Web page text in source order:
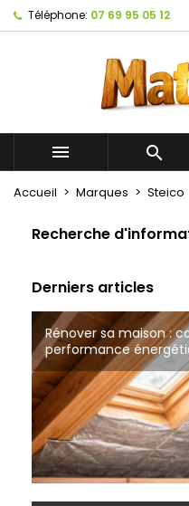
Téléphone: 07 69 95 05 12
 
Accueil Marques Steico
Recherche
Derniers articles
Tout savoir sur les cloisons à ossature bois
Rénover sa maison :
performance
Matériaux de